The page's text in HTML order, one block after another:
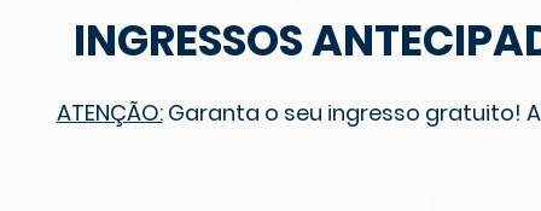
INGRESSOS
ATENÇÃO:Garanta o seu ingresso gratuito!